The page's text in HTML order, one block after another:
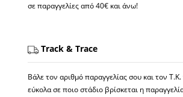
σε παραγγελίες από 40€ και άνω!
Track & Trace
Βάλε τον αριθμό παραγγελίας σου και τον Τ.Κ.
εύκολα σε ποιο στάδιο βρίσκεται η